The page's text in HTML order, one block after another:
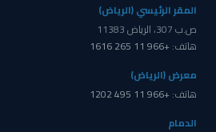
المقر الرئيسي (الرياض)
ص.ب 307، الرياض 11383
هاتف:+966 11 265 1616
معرض (الرياض)
هاتف:+966 11 495 1202
الدمام